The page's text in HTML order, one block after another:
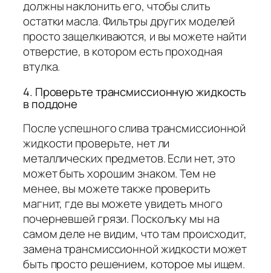
должны наклонить его, чтобы слить
остатки масла. Фильтры других моделей
просто защелкиваются, и вы можете найти
отверстие, в котором есть проходная
втулка.
4. Проверьте трансмиссионную жидкость
в поддоне
После успешного слива трансмиссионной
жидкости проверьте, нет ли
металлических предметов. Если нет, это
может быть хорошим знаком. Тем не
менее, вы можете также проверить
магнит, где вы можете увидеть много
почерневшей грязи. Поскольку мы на
самом деле не видим, что там происходит,
замена трансмиссионной жидкости может
быть просто решением, которое мы ищем.